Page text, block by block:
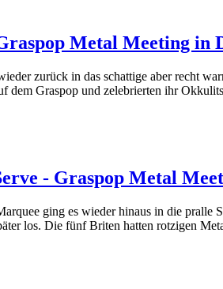
Metal Meeting in
zurück in das schattige aber recht
dem Graspop und zelebrierten ihr
- Graspop Metal
ging es wieder hinaus in die
los. Die fünf Briten hatten rotzigen